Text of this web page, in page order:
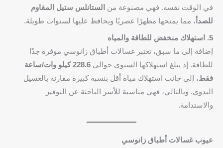
في الوقت نفسه. فهي مصنوعة من الستانلس ستيل المقاوم
للصدأ ، مما يمنحها مظهرًا عصريًا ويحافظ عليها لسنوات طويلة.
5. استهلاك منخفض للطاقة والمياه
إضافة إلى ما سبق، تعتبر غسالات أطباق زانوسي موفرة جدًا
للطاقة. إذ يبلغ استهلاكها السنوي حوالي
228.6 كيلو وات/ساعة
فقط، إلى جانب استهلاك مياه أقل بنسبة كبيرة مقارنة بالغسيل
اليدوي. وبالتالي، فهي مناسبة للأسر الباحثة عن التوفير
والاستدامة.
عيوب غسالات أطباق زانوسي